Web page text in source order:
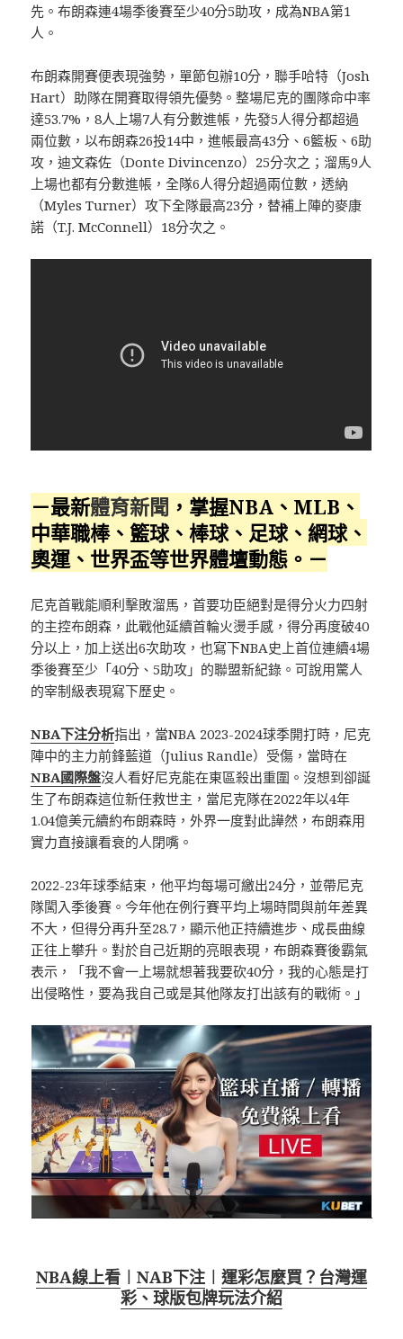
先。布朗森連4場季後賽至少40分5助攻，成為NBA第1
人。
布朗森開賽便表現強勢，單節包辦10分，聯手哈特（Josh
Hart）助隊在開賽取得領先優勢。整場尼克的團隊命中率
達53.7%，8人上場7人有分數進帳，先發5人得分都超過
兩位數，以布朗森26投14中，進帳最高43分、6籃板、6助
攻，迪文森佐（Donte Divincenzo）25分次之；溜馬9人
上場也都有分數進帳，全隊6人得分超過兩位數，透納
（Myles Turner）攻下全隊最高23分，替補上陣的麥康
諾（T.J. McConnell）18分次之。
－最新體育新聞 ，掌握NBA、MLB、
中華職棒、籃球、棒球、足球、網球、
奧運、世界盃等世界體壇動態。－
尼克首戰能順利擊敗溜馬，首要功臣絕對是得分火力四射
的主控布朗森，此戰他延續首輪火燙手感，得分再度破40
分以上，加上送出6次助攻，也寫下NBA史上首位連續4場
季後賽至少「40分、5助攻」的聯盟新紀錄。可說用驚人
的宰制級表現寫下歷史。
NBA下注分析指出，當NBA 2023-2024球季開打時，尼克
陣中的主力前鋒藍道（Julius Randle）受傷，當時在
NBA國際盤沒人看好尼克能在東區殺出重圍。沒想到卻誕
生了布朗森這位新任救世主，當尼克隊在2022年以4年
1.04億美元續約布朗森時，外界一度對此譁然，布朗森用
實力直接讓看衰的人閉嘴。
2022-23年球季結束，他平均每場可繳出24分，並帶尼克
隊闖入季後賽。今年他在例行賽平均上場時間與前年差異
不大，但得分再升至28.7，顯示他正持續進步、成長曲線
正往上攀升。對於自己近期的亮眼表現，布朗森賽後霸氣
表示，「我不會一上場就想著我要砍40分，我的心態是打
出侵略性，要為我自己或是其他隊友打出該有的戰術。」
NBA線上看 ︱ NAB下注 ︱ 運彩怎麼買？台灣運
彩、球版包牌玩法介紹